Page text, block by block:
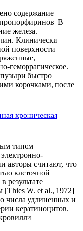
содержание
В
железа.
Клинически
поверхности
геморрагическое.
быстро
корочками, после
хроническая
типом
авторы считают, что
клеточной
результате
[Thies W. et al., 1972]
числа удлиненных и
кератиноцитов.